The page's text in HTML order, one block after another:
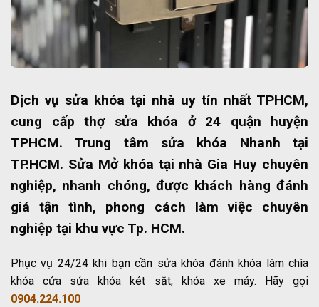
Dịch vụ sửa khóa tại nhà uy tín nhất TPHCM,
cung cấp thợ sửa khóa ở 24 quận huyện
TPHCM. Trung tâm sửa khóa Nhanh tại
TP.HCM. Sửa Mở khóa tại nhà Gia Huy chuyên
nghiệp, nhanh chóng, được khách hàng đánh
giá tận tình, phong cách làm việc chuyên
nghiệp tại khu vực Tp. HCM.
Phục vụ 24/24 khi bạn cần sửa khóa đánh khóa làm chìa
khóa cửa sửa khóa két sắt, khóa xe máy. Hãy gọi
0904.224.100